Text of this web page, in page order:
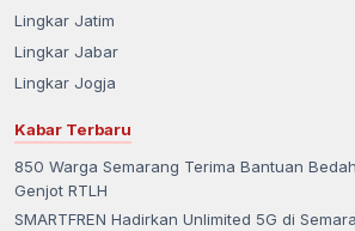
Lingkar Jatim
Lingkar Jabar
Lingkar Jogja
Kabar Terbaru
850 Warga Semarang Terima Bantuan
Genjot RTLH
SMARTFREN Hadirkan Unlimited 5G di